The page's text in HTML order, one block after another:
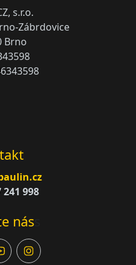
s.r.o.
Zábrdovice
Brno
241 998
náss